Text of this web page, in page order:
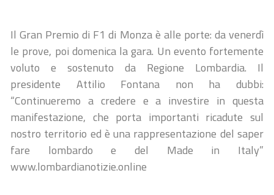
Il Gran Premio di F1 di Monza è alle porte: da venerdì
le prove, poi domenica la gara. Un evento fortemente
voluto e sostenuto da Regione Lombardia. Il
presidente Attilio Fontana non ha dubbi:
“Continueremo a credere e a investire in questa
manifestazione, che porta importanti ricadute sul
nostro territorio ed è una rappresentazione del saper
fare lombardo e del Made in Italy”
www.lombardianotizie.online